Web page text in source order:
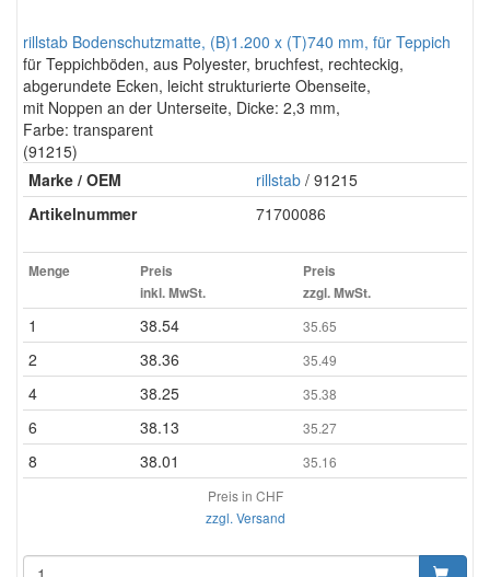
rillstab Bodenschutzmatte, (B)1.200 x (T)740 mm, für Teppich
für Teppichböden, aus Polyester, bruchfest, rechteckig,
abgerundete Ecken, leicht strukturierte Obenseite,
mit Noppen an der Unterseite, Dicke: 2,3 mm,
Farbe: transparent
(91215)
Marke / OEM
rillstab / 91215
Artikelnummer
71700086
Menge
Preis
inkl. MwSt.
Preis
zzgl. MwSt.
1 38.54 35.65
2 38.36 35.49
4 38.25 35.38
6 38.13 35.27
8 38.01
35.16
Preis in CHF
zzgl. Versand